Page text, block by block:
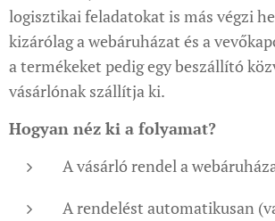
logisztikai feladatokat is más végzi
kizárólag a webáruházat és a
a termékeket pedig egy beszállító
vásárlónak szállítja ki.
Hogyan néz ki a folyamat?
A vásárló rendel a
A rendelést automatikusan